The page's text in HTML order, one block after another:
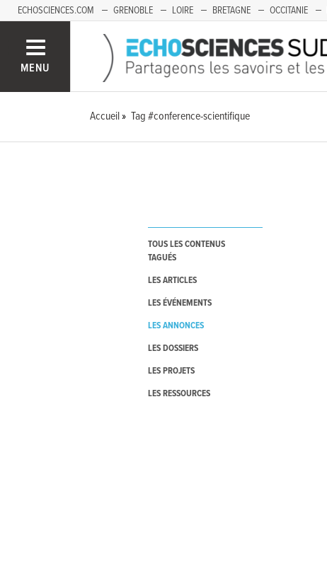
ECHOSCIENCES.COM GRENOBLE LOIRE BRETAGNE OCCITANIE
MENU
Accueil Tag #conference-scientifique
TOUS LES CONTENUS
TAGUÉS
LES ARTICLES
LES ÉVÉNEMENTS
LES ANNONCES
LES DOSSIERS
LES PROJETS
LES RESSOURCES